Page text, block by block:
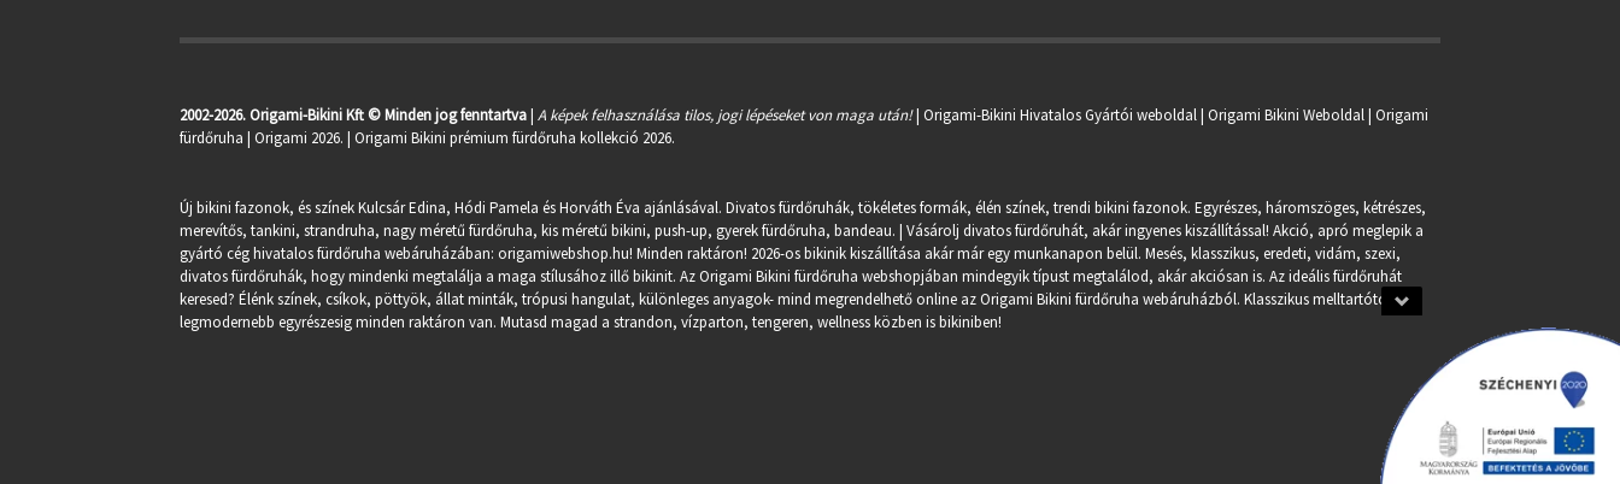
2002-2026. Origami-Bikini Kft © Minden jog fenntartva|A képek felhasználása tilos, jogi lépéseket von maga után!| Origami-Bikini Hivatalos Gyártói weboldal | Origami Bikini Weboldal |Origami
fürdőruha | Origami 2026. | Origami Bikini prémium fürdőruha kollekció 2026.
Új bikini fazonok, és színek Kulcsár Edina, Hódi Pamela és Horváth Éva ajánlásával. Divatos fürdőruhák, tökéletes formák, élén színek, trendi bikini fazonok. Egyrészes, háromszöges, kétrészes,
merevítős, tankini, strandruha, nagy méretű fürdőruha, kis méretű bikini, push-up, gyerek fürdőruha, bandeau. | Vásárolj divatos fürdőruhát, akár ingyenes kiszállítással! Akció, apró meglepik a
gyártó cég hivatalos fürdőruha webáruházában: origamiwebshop.hu! Minden raktáron! 2026-os bikinik kiszállítása akár már egy munkanapon belül. Mesés, klasszikus, eredeti, vidám, szexi,
divatos fürdőruhák, hogy mindenki megtalálja a maga stílusához illő bikinit. Az Origami Bikini fürdőruha webshopjában mindegyik típust megtalálod, akár akciósan is. Az ideális fürdőruhát
keresed? Élénk színek, csíkok, pöttyök, állat minták, trópusi hangulat, különleges anyagok- mind megrendelhető online az Origami Bikini fürdőruha webáruházból. Klasszikus melltartótól a
legmodernebb egyrészesig minden raktáron van. Mutasd magad a strandon, vízparton, tengeren, wellness közben is bikiniben!